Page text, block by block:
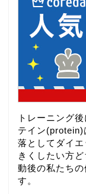
トレーニング
テイン(protein)
落としてダイ
きくしたい方
動後の私たち
す。